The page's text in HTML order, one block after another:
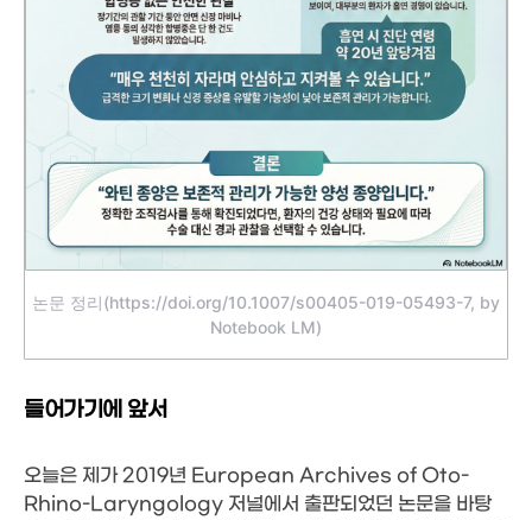
논문 정리(https://doi.org/10.1007/s00405-019-05493-7, by
Notebook LM)
들어가기에 앞서
오늘은 제가 2019년 European Archives of Oto-
Rhino-Laryngology 저널에서 출판되었던 논문을 바탕